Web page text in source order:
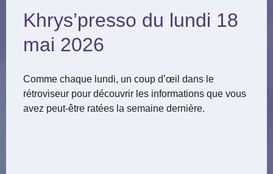
Khrys’presso du lundi 18
mai 2026
Comme chaque lundi, un coup d’œil dans le
rétroviseur pour découvrir les informations que vous
avez peut-être ratées la semaine dernière.